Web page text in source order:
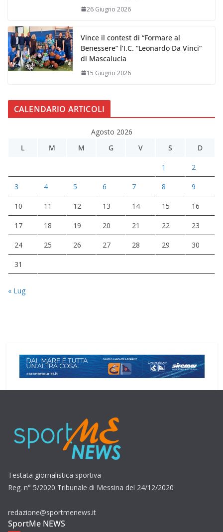
26 Giugno 2026
Vince il contest di “Formare al
Benessere” l’I.C. “Leonardo Da Vinci”
di Mascalucia
15 Giugno 2026
CALENDARIO ARTICOLI
Agosto 2026
L
M M G V S D
1 2
3 4 5 6 7 8 9
10 11 12 13 14 15 16
17 18 19 20 21 22 23
24 25 26 27 28 29 30
31
« Lug
Testata giornalistica sportiva
Reg. n° 5/2020 Tribunale di Messina del 24/12/2020
redazione@sportmenews.it
SportMe NEWS